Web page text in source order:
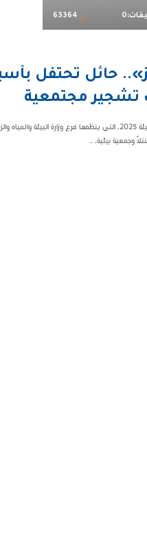
63364
تشجير مجتمعية
انطلقت في مجمع “حائل زون” فعاليات أسبوع البيئة 2025،